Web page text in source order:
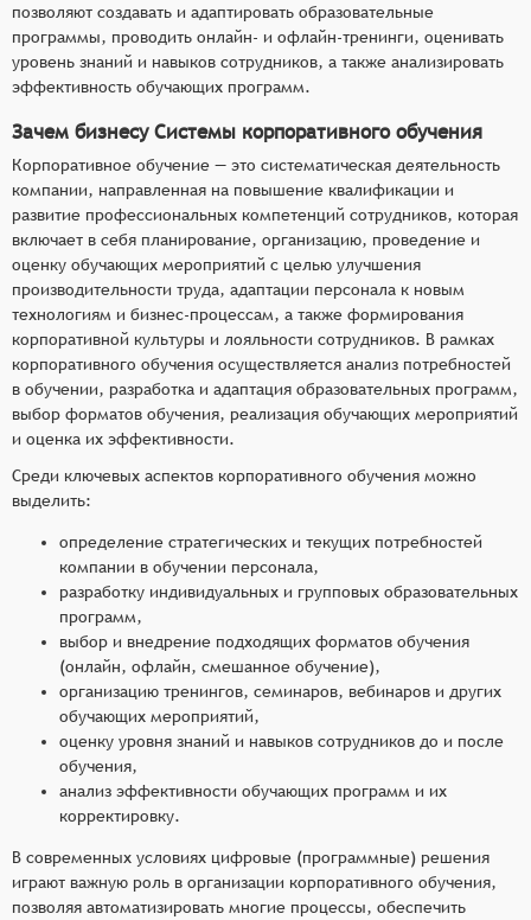
позволяют создавать и адаптировать образовательные
программы, проводить онлайн- и офлайн-тренинги, оценивать
уровень знаний и навыков сотрудников, а также анализировать
эффективность обучающих программ.
Зачем бизнесу Системы корпоративного обучения
Корпоративное обучение — это систематическая деятельность
компании, направленная на повышение квалификации и
развитие профессиональных компетенций сотрудников, которая
включает в себя планирование, организацию, проведение и
оценку обучающих мероприятий с целью улучшения
производительности труда, адаптации персонала к новым
технологиям и бизнес-процессам, а также формирования
корпоративной культуры и лояльности сотрудников. В рамках
корпоративного обучения осуществляется анализ потребностей
в обучении, разработка и адаптация образовательных программ,
выбор форматов обучения, реализация обучающих мероприятий
и оценка их эффективности.
Среди ключевых аспектов корпоративного обучения можно
выделить:
определение стратегических и текущих потребностей
компании в обучении персонала,
разработку индивидуальных и групповых образовательных
программ,
выбор и внедрение подходящих форматов обучения
(онлайн, офлайн, смешанное обучение),
организацию тренингов, семинаров, вебинаров и других
обучающих мероприятий,
оценку уровня знаний и навыков сотрудников до и после
обучения,
анализ эффективности обучающих программ и их
корректировку.
В современных условиях цифровые (программные) решения
играют важную роль в организации корпоративного обучения,
позволяя автоматизировать многие процессы, обеспечить